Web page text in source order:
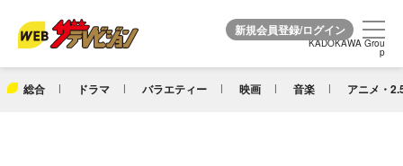
KADOKAWA Grou
p
総合 ドラマ バラエティー 映画 音楽 アニメ・
KADOKAWA Grou
p